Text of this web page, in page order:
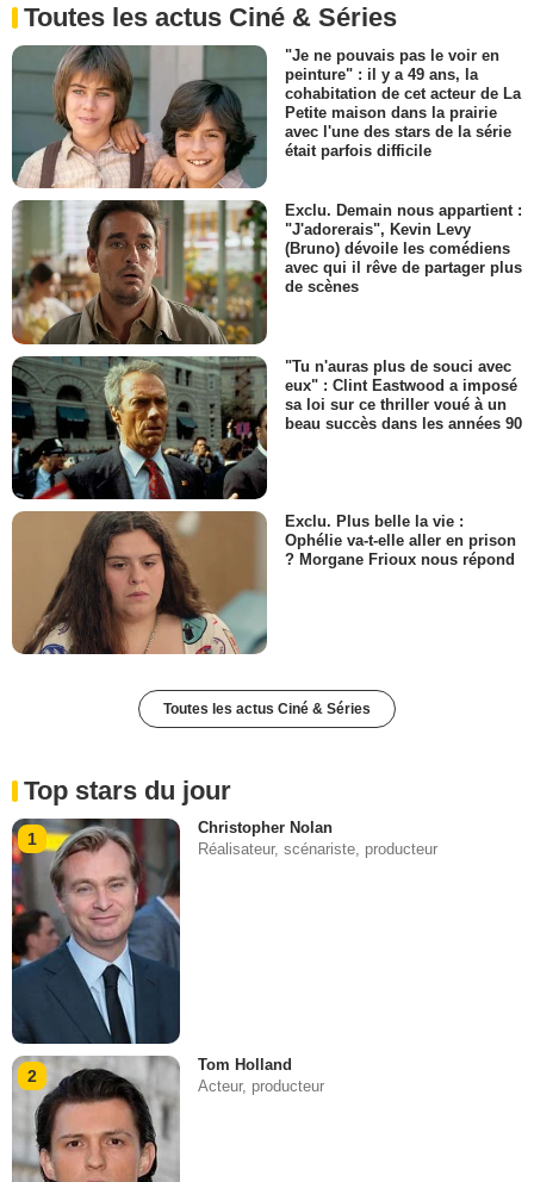
Toutes les actus Ciné & Séries
"Je ne pouvais pas le voir en
peinture" : il y a 49 ans, la
cohabitation de cet acteur de La
Petite maison dans la prairie
avec l'une des stars de la série
était parfois difficile
Exclu. Demain nous appartient :
"J'adorerais", Kevin Levy
(Bruno) dévoile les comédiens
avec qui il rêve de partager plus
de scènes
"Tu n'auras plus de souci avec
eux" : Clint Eastwood a imposé
sa loi sur ce thriller voué à un
beau succès dans les années 90
Exclu. Plus belle la vie :
Ophélie va-t-elle aller en prison
? Morgane Frioux nous répond
Toutes les actus Ciné & Séries
Top stars du jour
1
Christopher Nolan
Réalisateur, scénariste, producteur
2
Tom Holland
Acteur, producteur